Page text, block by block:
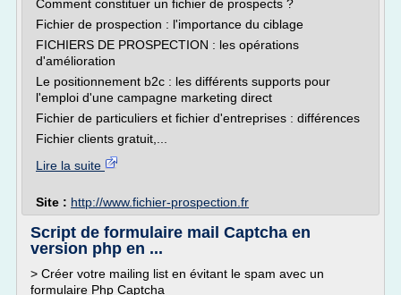
Comment constituer un fichier de prospects ?
Fichier de prospection : l'importance du ciblage
FICHIERS DE PROSPECTION : les opérations
d'amélioration
Le positionnement b2c : les différents supports pour
l'emploi d'une campagne marketing direct
Fichier de particuliers et fichier d'entreprises : différences
Fichier clients gratuit,...
Lire la suite
Site : http://www.fichier-prospection.fr
Script de formulaire mail Captcha en
version php en ...
> Créer votre mailing list en évitant le spam avec un
formulaire Php Captcha